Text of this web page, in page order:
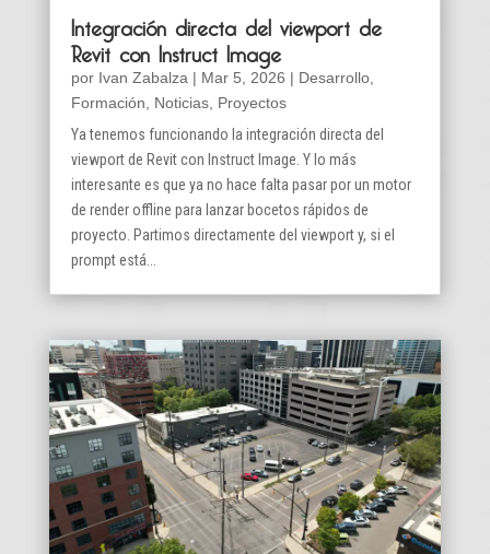
Integración directa del viewport de
Revit con Instruct Image
por Ivan Zabalza | Mar 5, 2026 | Desarrollo,
Formación
Noticias, Proyectos
Ya tenemos funcionando la integración directa del
viewport de Revit con Instruct Image. Y lo más
interesante es que ya no hace falta pasar por un motor
de render offline para lanzar bocetos rápidos de
proyecto. Partimos directamente del viewport y, si el
prompt está...